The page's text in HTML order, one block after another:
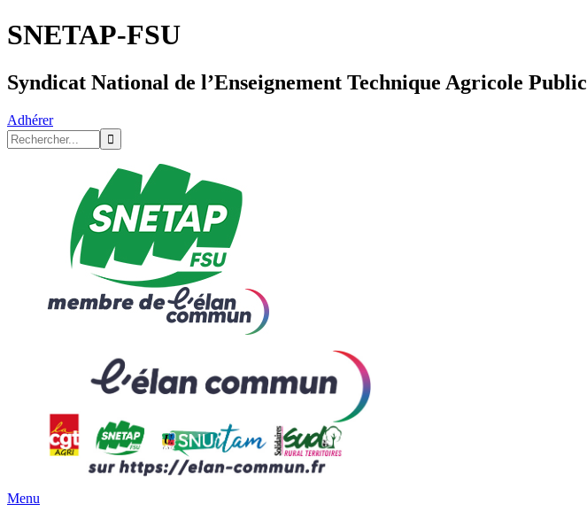
SNETAP-FSU
Syndicat National de l’Enseignement Technique Agricole Public
Adhérer
Menu